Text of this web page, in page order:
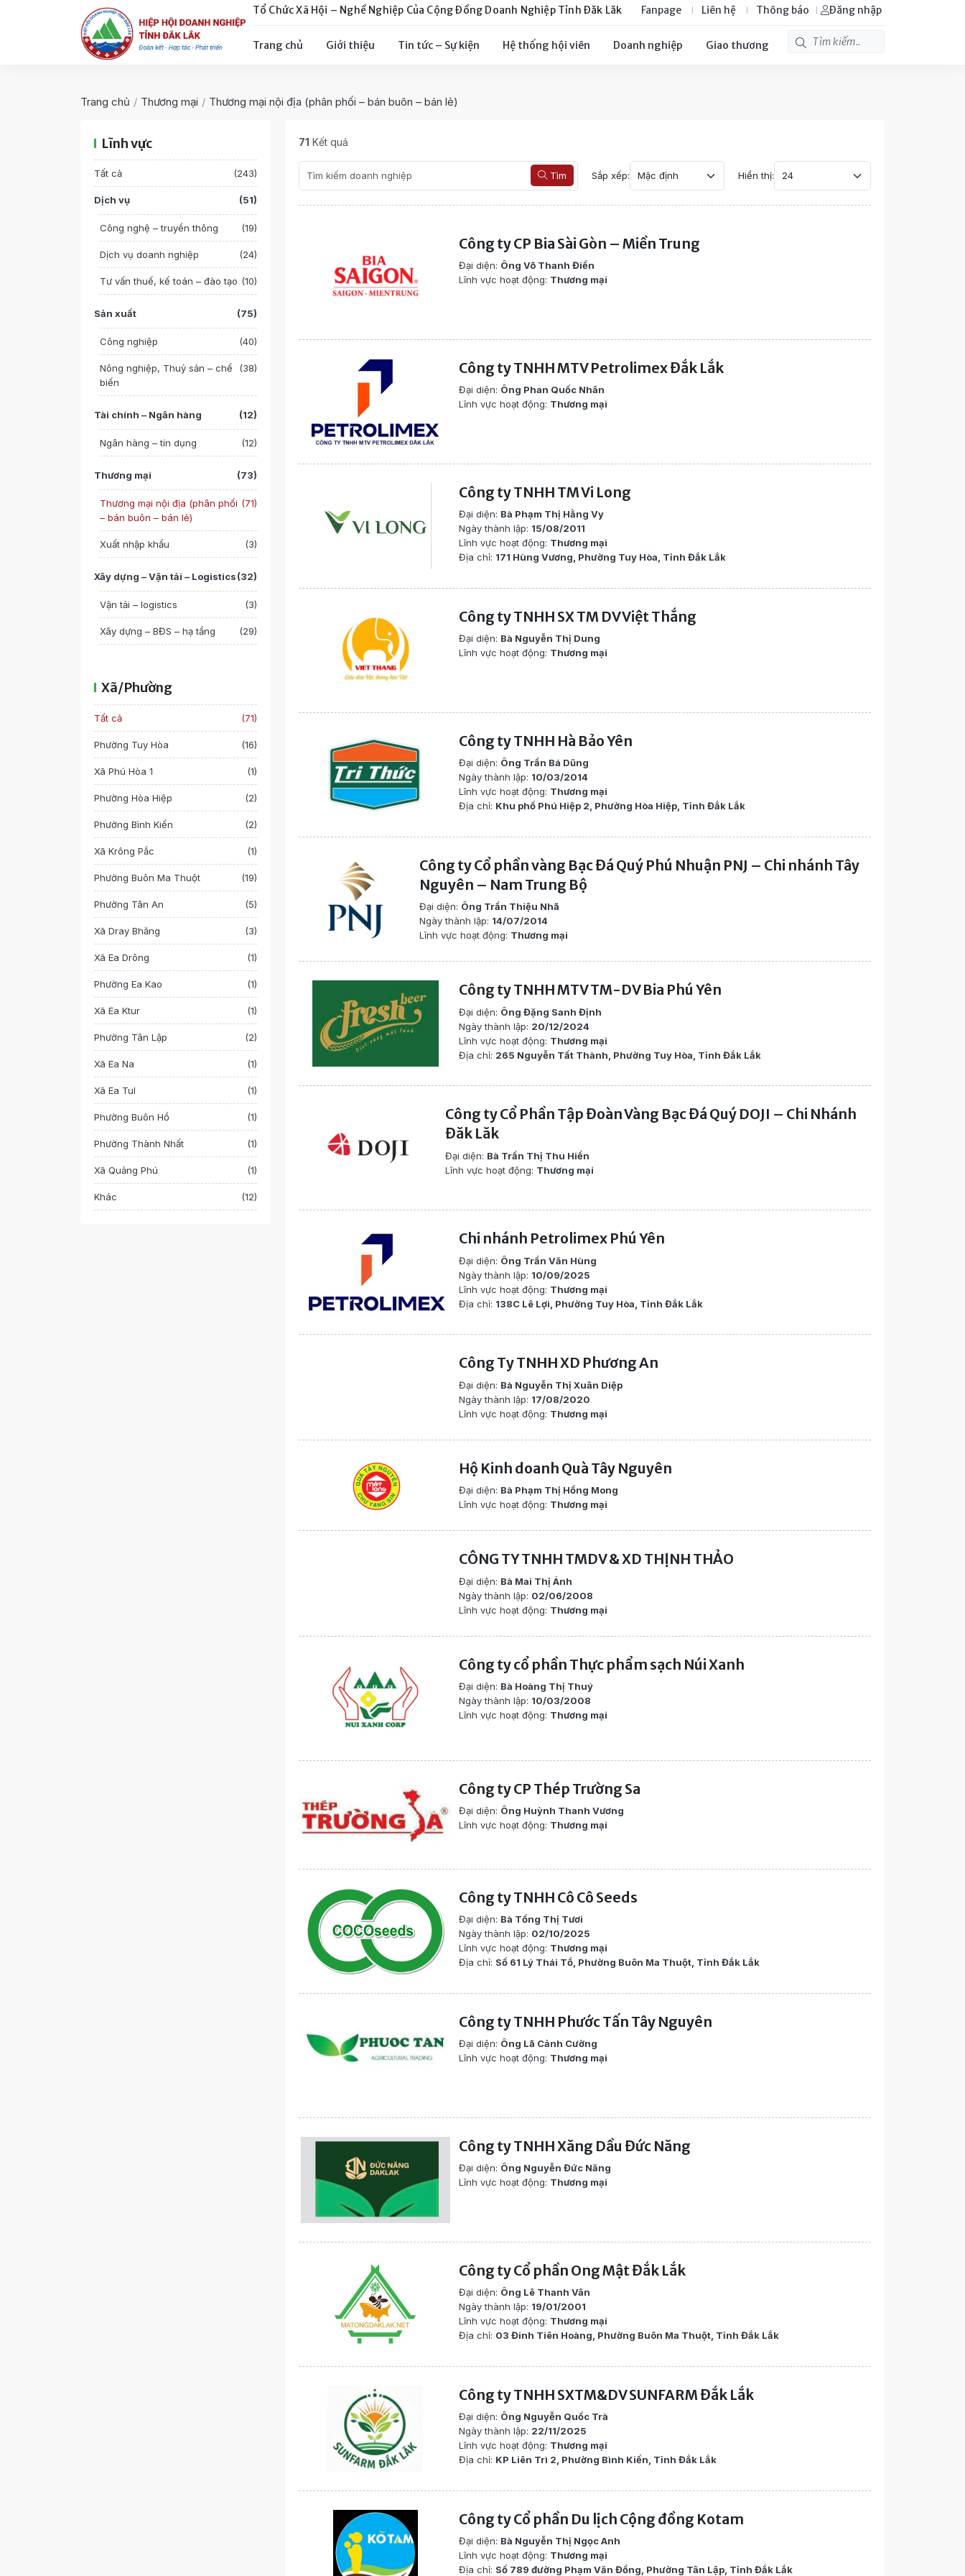
Tổ Chức Xã Hội – Nghề Nghiệp Của Cộng Đồng Doanh Nghiệp Tỉnh Đăk Lăk Fanpage Liên hệ Thông báo Đăng nhập
Trang chủ Giới thiệu Tin tức – Sự kiện Hệ thống hội viên Doanh nghiệp Giao thương
Trang chủ / Thương mại / Thương mại nội địa (phân phối – bán buôn – bán lẻ)
Lĩnh vực
Tất cả (243)
Dịch vụ (51)
Công nghệ – truyền thông (19)
Dịch vụ doanh nghiệp (24)
Tư vấn thuế, kế toán – đào tạo (10)
Sản xuất (75)
Công nghiệp (40)
Nông nghiệp, Thuỷ sản – chế
biến
(38)
Tài chính – Ngân hàng (12)
Ngân hàng – tín dụng (12)
Thương mại (73)
Thương mại nội địa (phân phối
– bán buôn – bán lẻ)
(71)
Xuất nhập khẩu (3)
Xây dựng – Vận tải – Logistics(32)
Vận tải – logistics (3)
Xây dựng – BĐS – hạ tầng (29)
Xã/Phường
Tất cả (71)
Phường Tuy Hòa (16)
Xã Phú Hòa 1 (1)
Phường Hòa Hiệp (2)
Phường Bình Kiến (2)
Xã Krông Pắc (1)
Phường Buôn Ma Thuột (19)
Phường Tân An (5)
Xã Dray Bhăng (3)
Xã Ea Drông (1)
Phường Ea Kao (1)
Xã Ea Ktur (1)
Phường Tân Lập (2)
Xã Ea Na (1)
Xã Ea Tul (1)
Phường Buôn Hồ (1)
Phường Thành Nhất (1)
Xã Quảng Phú (1)
Khác (12)
71 Kết quả
Tìm Sắp xếp: Hiển thị:
Công ty CP Bia Sài Gòn – Miền Trung
Đại diện: Ông Võ Thanh Điền
Lĩnh vực hoạt động: Thương mại
Công ty TNHH MTV Petrolimex Đắk Lắk
Đại diện: Ông Phan Quốc Nhân
Lĩnh vực hoạt động: Thương mại
Công ty TNHH TM Vi Long
Đại diện: Bà Phạm Thị Hằng Vy
Ngày thành lập: 15/08/2011
Lĩnh vực hoạt động: Thương mại
Địa chỉ: 171 Hùng Vương, Phường Tuy Hòa, Tỉnh Đắk Lắk
Công ty TNHH SX TM DV Việt Thắng
Đại diện: Bà Nguyễn Thị Dung
Lĩnh vực hoạt động: Thương mại
Công ty TNHH Hà Bảo Yên
Đại diện: Ông Trần Bá Dũng
Ngày thành lập: 10/03/2014
Lĩnh vực hoạt động: Thương mại
Địa chỉ: Khu phố Phú Hiệp 2, Phường Hòa Hiệp, Tỉnh Đắk Lắk
Công ty Cổ phần vàng Bạc Đá Quý Phú Nhuận PNJ – Chi nhánh Tây
Nguyên – Nam Trung Bộ
Đại diện: Ông Trần Thiệu Nhã
Ngày thành lập: 14/07/2014
Lĩnh vực hoạt động: Thương mại
Công ty TNHH MTV TM-DV Bia Phú Yên
Đại diện: Ông Đặng Sanh Định
Ngày thành lập: 20/12/2024
Lĩnh vực hoạt động: Thương mại
Địa chỉ: 265 Nguyễn Tất Thành, Phường Tuy Hòa, Tỉnh Đắk Lắk
Công ty Cổ Phần Tập Đoàn Vàng Bạc Đá Quý DOJI – Chi Nhánh
Đăk Lăk
Đại diện: Bà Trần Thị Thu Hiền
Lĩnh vực hoạt động: Thương mại
Chi nhánh Petrolimex Phú Yên
Đại diện: Ông Trần Văn Hùng
Ngày thành lập: 10/09/2025
Lĩnh vực hoạt động: Thương mại
Địa chỉ: 138C Lê Lợi, Phường Tuy Hòa, Tỉnh Đắk Lắk
Công Ty TNHH XD Phương An
Đại diện: Bà Nguyễn Thị Xuân Diệp
Ngày thành lập: 17/08/2020
Lĩnh vực hoạt động: Thương mại
Hộ Kinh doanh Quà Tây Nguyên
Đại diện: Bà Phạm Thị Hồng Mong
Lĩnh vực hoạt động: Thương mại
CÔNG TY TNHH TMDV & XD THỊNH THẢO
Đại diện: Bà Mai Thị Ánh
Ngày thành lập: 02/06/2008
Lĩnh vực hoạt động: Thương mại
Công ty cổ phần Thực phẩm sạch Núi Xanh
Đại diện: Bà Hoàng Thị Thuý
Ngày thành lập: 10/03/2008
Lĩnh vực hoạt động: Thương mại
Công ty CP Thép Trường Sa
Đại diện: Ông Huỳnh Thanh Vương
Lĩnh vực hoạt động: Thương mại
Công ty TNHH Cô Cô Seeds
Đại diện: Bà Tống Thị Tươi
Ngày thành lập: 02/10/2025
Lĩnh vực hoạt động: Thương mại
Địa chỉ: Số 61 Lý Thái Tổ, Phường Buôn Ma Thuột, Tỉnh Đắk Lắk
Công ty TNHH Phước Tấn Tây Nguyên
Đại diện: Ông Lã Cảnh Cường
Lĩnh vực hoạt động: Thương mại
Công ty TNHH Xăng Dầu Đức Năng
Đại diện: Ông Nguyễn Đức Năng
Lĩnh vực hoạt động: Thương mại
Công ty Cổ phần Ong Mật Đắk Lắk
Đại diện: Ông Lê Thanh Vân
Ngày thành lập: 19/01/2001
Lĩnh vực hoạt động: Thương mại
Địa chỉ: 03 Đinh Tiên Hoàng, Phường Buôn Ma Thuột, Tỉnh Đắk Lắk
Công ty TNHH SXTM&DV SUNFARM Đắk Lắk
Đại diện: Ông Nguyễn Quốc Trà
Ngày thành lập: 22/11/2025
Lĩnh vực hoạt động: Thương mại
Địa chỉ: KP Liên Trì 2, Phường Bình Kiến, Tỉnh Đắk Lắk
Công ty Cổ phần Du lịch Cộng đồng Kotam
Đại diện: Bà Nguyễn Thị Ngọc Anh
Lĩnh vực hoạt động: Thương mại
Địa chỉ: Số 789 đường Phạm Văn Đồng, Phường Tân Lập, Tỉnh Đắk Lắk